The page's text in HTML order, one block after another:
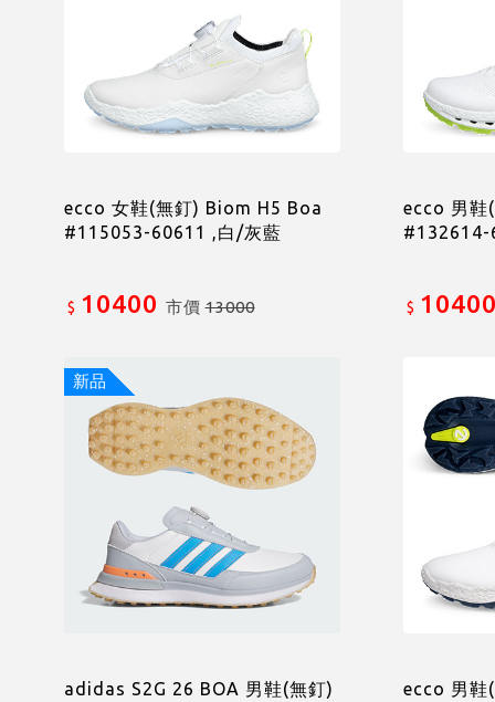
ecco 女鞋(無釘) Biom H5 Boa
#115053-60611 ,白/灰藍
$ 10400 市價13000
ecco 男鞋
#132614-
$
新品
adidas S2G 26 BOA 男鞋(無釘)
ecco 男鞋